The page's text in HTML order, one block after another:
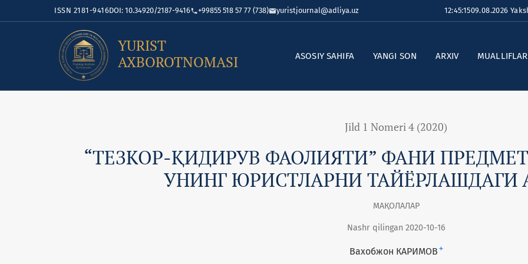
ISSN 2181-9416DOI: 10.34920/2187-9416 +99855 518 57 77 (738) yuristjournal@adliya.uz 12:45:1509.08.2026
YURIST
AXBOROTNOMASI
ASOSIY SAHIFA YANGI SON ARXIV
Jild 1 Nomeri 4 (2020)
“ТЕЗКОР-ҚИДИРУВ ФАОЛИЯТИ” ФАНИ
УНИНГ ЮРИСТЛАРНИ ТАЙЁРЛАШДАГИ
МАҚОЛАЛАР
Nashr qilingan 2020-10-16
Вахобжон КАРИМОВ +